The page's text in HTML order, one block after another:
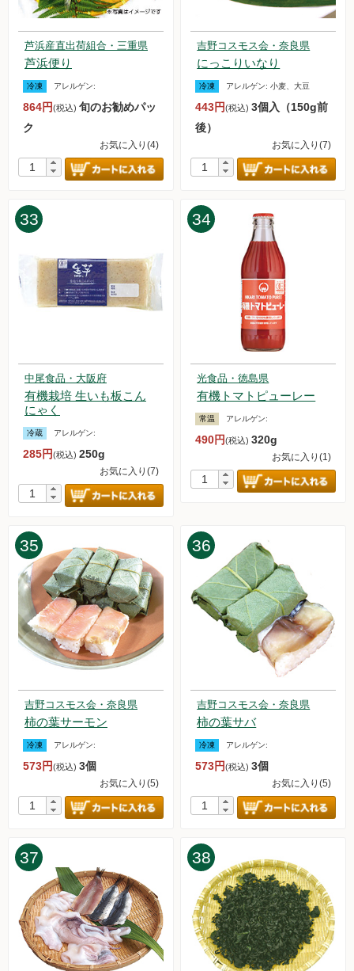
芦浜産直出荷組合・三重県
芦浜便り
冷凍 アレルゲン:
864円(税込) 旬のお勧めパッ
ク
お気に入り(4)
吉野コスモス会・奈良県
にっこりいなり
冷凍 アレルゲン:小麦、大豆
443円(税込)3個入（150g前
後）
お気に入り(7)
33
中尾食品・大阪府
有機栽培 生いも板こん
にゃく
冷蔵 アレルゲン:
285円(税込) 250g
お気に入り(7)
34
光食品・徳島県
有機トマトピューレー
常温 アレルゲン:
490円(税込)320g
お気に入り(1)
35
吉野コスモス会・奈良県
柿の葉サーモン
冷凍 アレルゲン:
573円(税込) 3個
お気に入り(5)
36
吉野コスモス会・奈良県
柿の葉サバ
冷凍 アレルゲン:
573円(税込)3個
お気に入り(5)
37 38